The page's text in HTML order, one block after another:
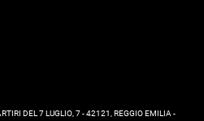
DEL 7 LUGLIO, 7 - 42121, REGGIO EMILIA -